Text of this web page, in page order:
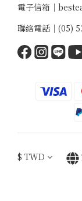
電子信箱｜
聯絡電話｜ (05)
$ TWD